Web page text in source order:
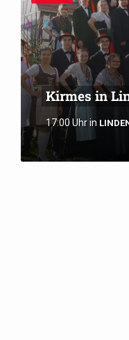
Kirmes in
17:00 Uhrin